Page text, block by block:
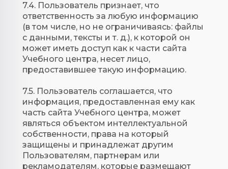
7.4. Пользователь признает, что
ответственность за любую информацию
(в том числе, но не ограничиваясь: файлы
с данными, тексты и т. д.), к которой он
может иметь доступ как к части сайта
Учебного центра, несет лицо,
предоставившее такую информацию.
7.5. Пользователь соглашается, что
информация, предоставленная ему как
часть сайта Учебного центра, может
являться объектом интеллектуальной
собственности, права на который
защищены и принадлежат другим
Пользователям, партнерам или
рекламодателям, которые размещают